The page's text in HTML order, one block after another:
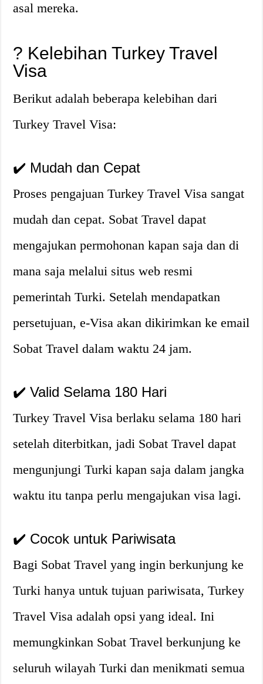
asal mereka.
? Kelebihan Turkey Travel
Visa
Berikut adalah beberapa kelebihan dari
Turkey Travel Visa:
✔️ Mudah dan Cepat
Proses pengajuan Turkey Travel Visa sangat
mudah dan cepat. Sobat Travel dapat
mengajukan permohonan kapan saja dan di
mana saja melalui situs web resmi
pemerintah Turki. Setelah mendapatkan
persetujuan, e-Visa akan dikirimkan ke email
Sobat Travel dalam waktu 24 jam.
✔️ Valid Selama 180 Hari
Turkey Travel Visa berlaku selama 180 hari
setelah diterbitkan, jadi Sobat Travel dapat
mengunjungi Turki kapan saja dalam jangka
waktu itu tanpa perlu mengajukan visa lagi.
✔️ Cocok untuk Pariwisata
Bagi Sobat Travel yang ingin berkunjung ke
Turki hanya untuk tujuan pariwisata, Turkey
Travel Visa adalah opsi yang ideal. Ini
memungkinkan Sobat Travel berkunjung ke
seluruh wilayah Turki dan menikmati semua